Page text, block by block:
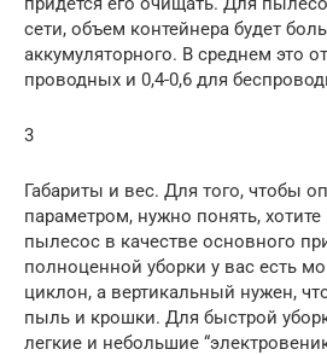
сети, объем контейнера будет
аккумуляторного. В среднем это
проводных и 0,4-0,6 для
3
Габариты и вес. Для того, чтобы
параметром, нужно понять,
пылесос в качестве основного
полноценной уборки у вас есть
циклон, а вертикальный нужен,
пыль и крошки. Для быстрой
легкие и небольшие